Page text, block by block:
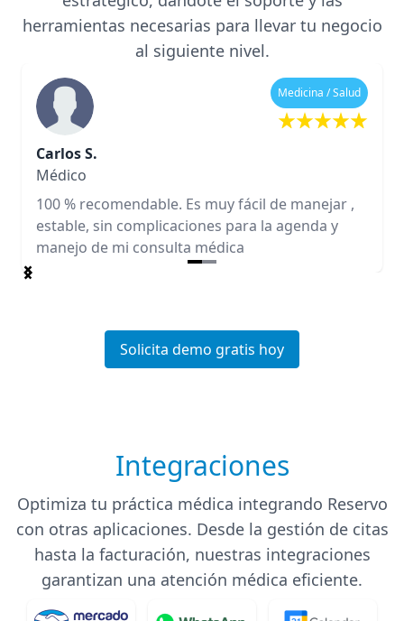
herramientas necesarias para llevar tu negocio
al siguiente nivel.
Medicina / Salud
Carlos S.
Médico
100 % recomendable. Es muy fácil de manejar ,
estable, sin complicaciones para la agenda y
manejo de mi consulta médica
Item
Solicita demo gratis hoy
Integraciones
Optimiza tu práctica médica integrando Reservo
con otras aplicaciones. Desde la gestión de citas
hasta la facturación, nuestras integraciones
garantizan una atención médica eficiente.